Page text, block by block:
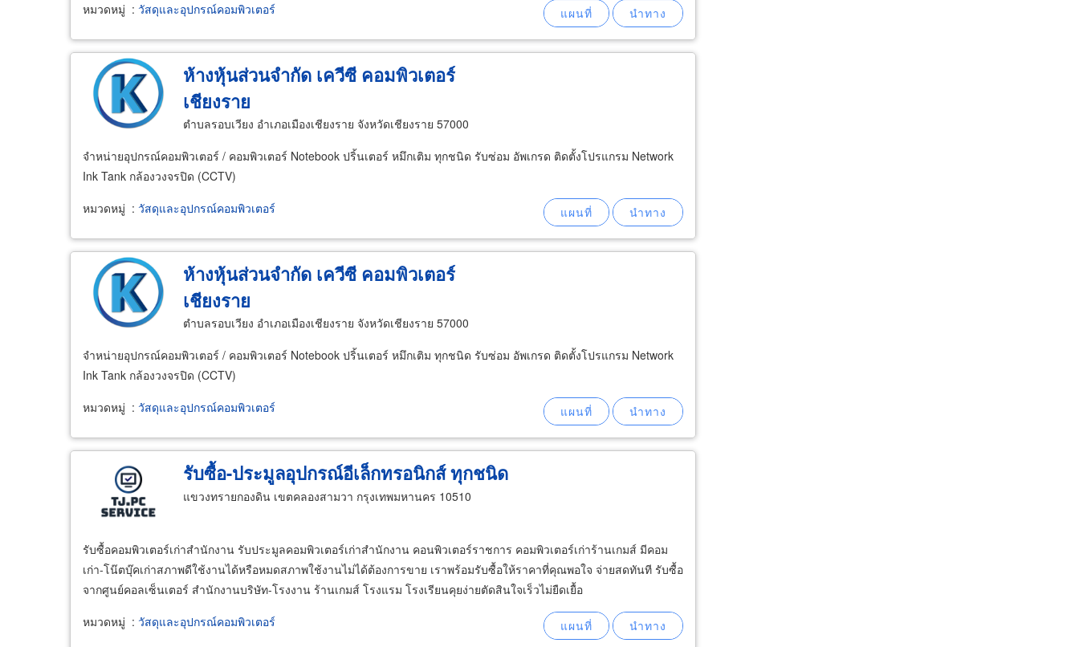
หมวดหมู่ : วัสดุและอุปกรณ์คอมพิวเตอร์
ห้างหุ้นส่วนจำกัด เควีซี คอมพิวเตอร์
เชียงราย
ตำบลรอบเวียง อำเภอเมืองเชียงราย จังหวัดเชียงราย 57000
จำหน่ายอุปกรณ์คอมพิวเตอร์ / คอมพิวเตอร์ Notebook ปริ้นเตอร์ หมึกเติม ทุกชนิด รับซ่อม อัพเกรด ติดตั้งโปรแกรม Network
Ink Tank กล้องวงจรปิด (CCTV)
หมวดหมู่ : วัสดุและอุปกรณ์คอมพิวเตอร์
ห้างหุ้นส่วนจำกัด เควีซี คอมพิวเตอร์
เชียงราย
ตำบลรอบเวียง อำเภอเมืองเชียงราย จังหวัดเชียงราย 57000
จำหน่ายอุปกรณ์คอมพิวเตอร์ / คอมพิวเตอร์ Notebook ปริ้นเตอร์ หมึกเติม ทุกชนิด รับซ่อม อัพเกรด ติดตั้งโปรแกรม Network
Ink Tank กล้องวงจรปิด (CCTV)
หมวดหมู่ : วัสดุและอุปกรณ์คอมพิวเตอร์
รับซื้อ-ประมูลอุปกรณ์อีเล็กทรอนิกส์ ทุกชนิด
แขวงทรายกองดิน เขตคลองสามวา กรุงเทพมหานคร 10510
รับซื้อคอมพิวเตอร์เก่าสำนักงาน รับประมูลคอมพิวเตอร์เก่าสำนักงาน คอนพิวเตอร์ราชการ คอมพิวเตอร์เก่าร้านเกมส์ มีคอม
เก่า-โน๊ตบุ๊คเก่าสภาพดีใช้งานได้หรือหมดสภาพใช้งานไม่ได้ต้องการขาย เราพร้อมรับซื้อให้ราคาที่คุณพอใจ จ่ายสดทันที รับซื้อ
จากศูนย์คอลเซ็นเตอร์ สำนักงานบริษัท-โรงงาน ร้านเกมส์ โรงแรม โรงเรียนคุยง่ายตัดสินใจเร็วไม่ยืดเยื้อ
หมวดหมู่ : วัสดุและอุปกรณ์คอมพิวเตอร์